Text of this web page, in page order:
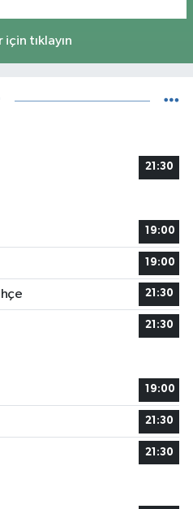
tıklayın
21:30
19:00
19:00
21:30
21:30
19:00
21:30
21:30